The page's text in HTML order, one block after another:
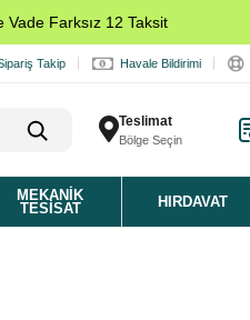
Vade Farksız 12 Taksit
Takip Havale Bildirimi
Teslimat
Bölge Seçin
MEKANIK
TESISAT
HIRDAVAT